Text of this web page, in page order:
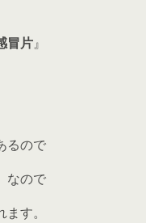
冒片』
るので
なので
す。